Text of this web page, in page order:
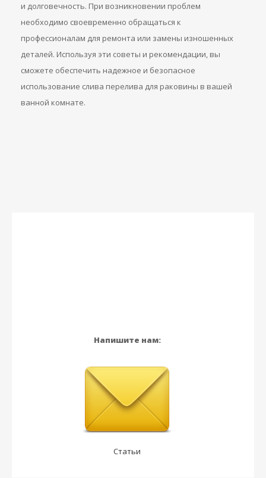
и долговечность. При возникновении проблем
необходимо своевременно обращаться к
профессионалам для ремонта или замены изношенных
деталей. Используя эти советы и рекомендации, вы
сможете обеспечить надежное и безопасное
использование слива перелива для раковины в вашей
ванной комнате.
Напишите нам:
Статьи